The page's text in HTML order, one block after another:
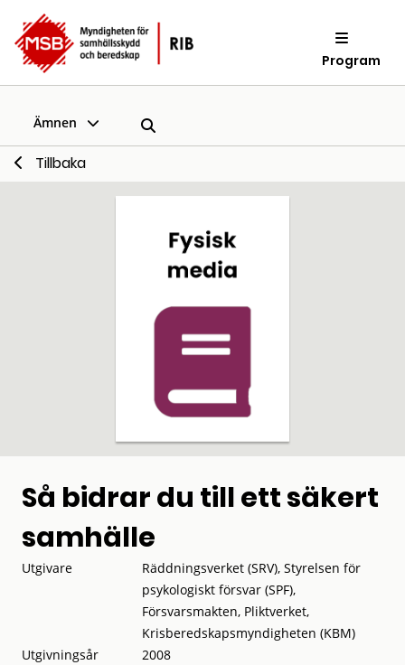
Program
Ämnen
Tillbaka
Så bidrar du till ett säkert
samhälle
Utgivare
Räddningsverket (SRV), Styrelsen för
psykologiskt försvar (SPF),
Försvarsmakten, Pliktverket,
Krisberedskapsmyndigheten (KBM)
Utgivningsår
2008